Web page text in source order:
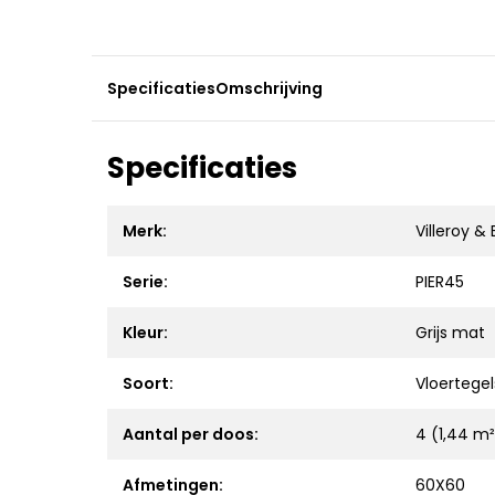
SpecificatiesOmschrijving
Specificaties
Merk: Villeroy &
Serie: PIER45
Kleur: Grijs mat
Soort:
Aantal per doos: 4 (1,44
Afmetingen: 60X60